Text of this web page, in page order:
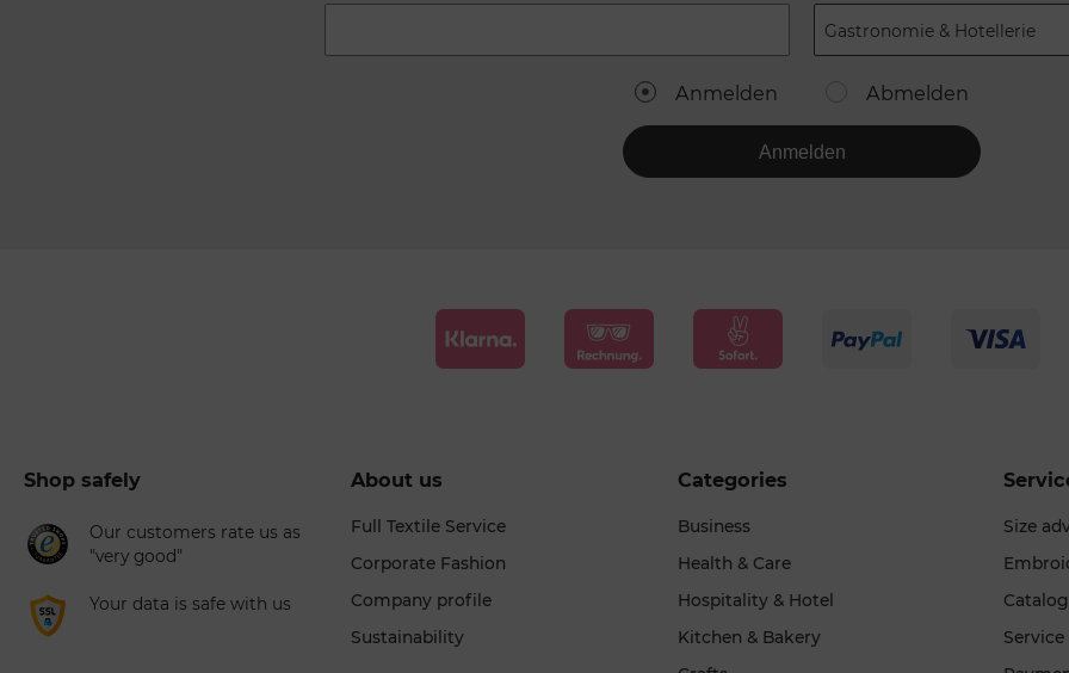
Gastronomie & Hotellerie
Anmelden Abmelden
Anmelden
Shop safely
Our customers rate us as
"very good"
Your data is safe with us
About us
Full Textile Service
Corporate Fashion
Company profile
Sustainability
Categories
Business
Health & Care
Hospitality & Hotel
Kitchen & Bakery
Size
Catalog